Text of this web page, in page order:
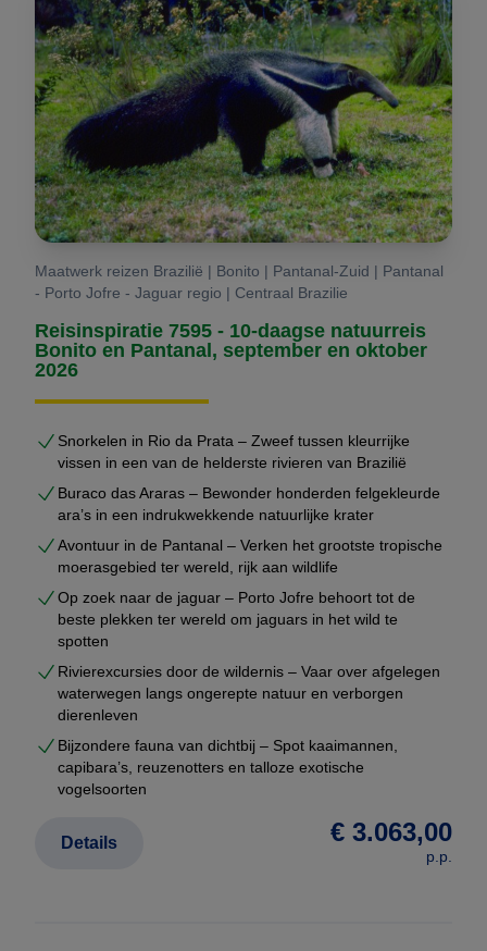
Maatwerk reizen Brazilië | Bonito | Pantanal-Zuid | Pantanal
- Porto Jofre - Jaguar regio | Centraal Brazilie
Reisinspiratie 7595 - 10-daagse natuurreis
Bonito en Pantanal, september en oktober
2026
Snorkelen in Rio da Prata – Zweef tussen kleurrijke
vissen in een van de helderste rivieren van Brazilië
Buraco das Araras – Bewonder honderden felgekleurde
ara’s in een indrukwekkende natuurlijke krater
Avontuur in de Pantanal – Verken het grootste tropische
moerasgebied ter wereld, rijk aan wildlife
Op zoek naar de jaguar – Porto Jofre behoort tot de
beste plekken ter wereld om jaguars in het wild te
spotten
Rivierexcursies door de wildernis – Vaar over afgelegen
waterwegen langs ongerepte natuur en verborgen
dierenleven
Bijzondere fauna van dichtbij – Spot kaaimannen,
capibara’s, reuzenotters en talloze exotische
vogelsoorten
€ 3.063,00
p.p.
Details